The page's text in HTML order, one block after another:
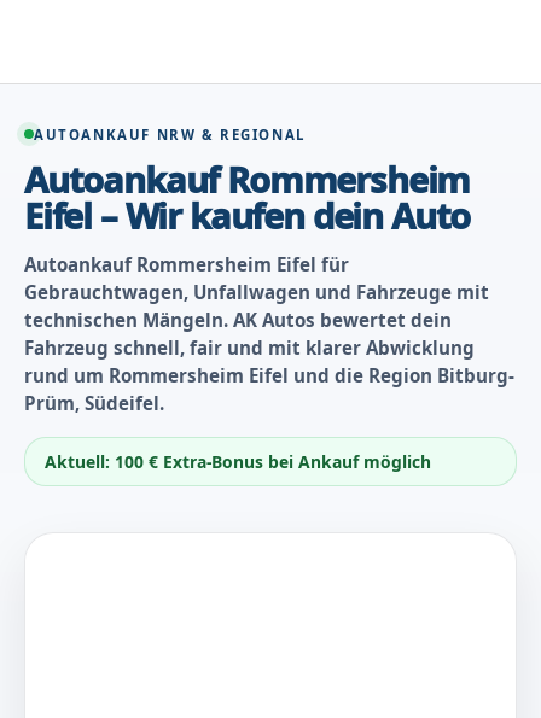
springen
AUTOANKAUF NRW & REGIONAL
Autoankauf Rommersheim
Eifel – Wir kaufen dein Auto
Autoankauf Rommersheim Eifel für
Gebrauchtwagen, Unfallwagen und Fahrzeuge mit
technischen Mängeln. AK Autos bewertet dein
Fahrzeug schnell, fair und mit klarer Abwicklung
rund um Rommersheim Eifel und die Region Bitburg-
Prüm, Südeifel.
Aktuell: 100 € Extra-Bonus bei Ankauf möglich